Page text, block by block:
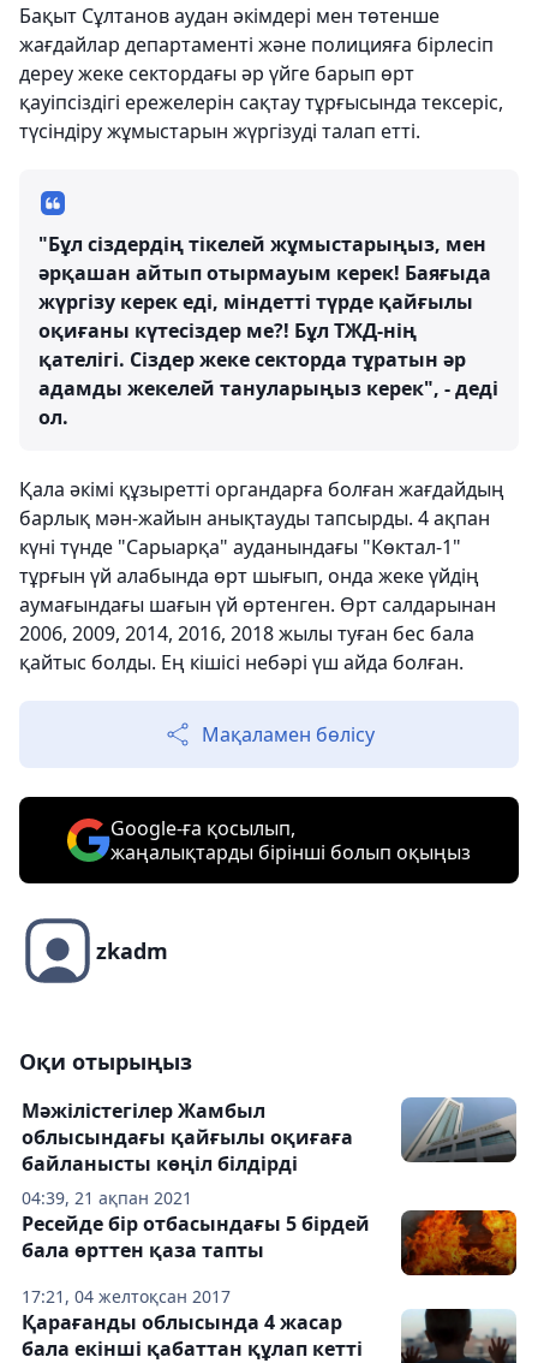
Бақыт Сұлтанов аудан әкімдері мен төтенше
жағдайлар департаменті және полицияға бірлесіп
дереу жеке сектордағы әр үйге барып өрт
қауіпсіздігі ережелерін сақтау тұрғысында тексеріс,
түсіндіру жұмыстарын жүргізуді талап етті.
"Бұл сіздердің тікелей жұмыстарыңыз, мен
әрқашан айтып отырмауым керек! Баяғыда
жүргізу керек еді, міндетті түрде қайғылы
оқиғаны күтесіздер ме?! Бұл ТЖД-нің
қателігі. Сіздер жеке секторда тұратын әр
адамды жекелей тануларыңыз керек", - деді
ол.
Қала әкімі құзыретті органдарға болған жағдайдың
барлық мән-жайын анықтауды тапсырды. 4 ақпан
күні түнде "Сарыарқа" ауданындағы "Көктал-1"
тұрғын үй алабында өрт шығып, онда жеке үйдің
аумағындағы шағын үй өртенген. Өрт салдарынан
2006, 2009, 2014, 2016, 2018 жылы туған бес бала
қайтыс болды. Ең кішісі небәрі үш айда болған.
Мақаламен бөлісу
Google-ға қосылып,
жаңалықтарды бірінші болып оқыңыз
zkadm
Оқи отырыңыз
04:39, 21 ақпан 2021
Мәжілістегілер Жамбыл
облысындағы қайғылы оқиғаға
байланысты көңіл білдірді
17:21, 04 желтоқсан 2017
Ресейде бір отбасындағы 5 бірдей
бала өрттен қаза тапты
Қарағанды облысында 4 жасар
бала екінші қабаттан құлап кетті